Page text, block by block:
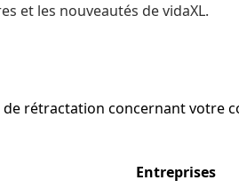
et les nouveautés de vidaXL.
de rétractation concernant votre
Entreprises